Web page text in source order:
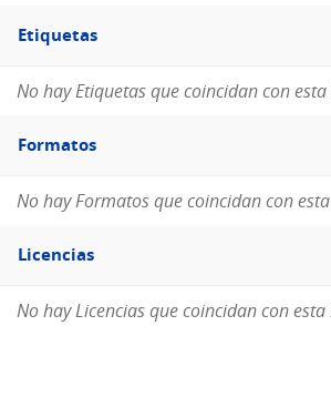
Filtro
Etiquetas
Etiquetas
No hay Etiquetas que coincidan con
Filtro
Formatos
Formatos
No hay Formatos que coincidan con
Filtro
Licencias
Licencias
No hay Licencias que coincidan con